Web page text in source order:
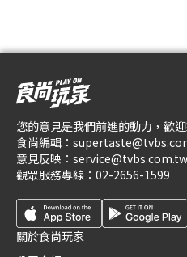
您的意見是我們前進的動力，歡
食尚編輯：
意見反映： service@tvbs.com.tw
觀眾服務專線： 02-2656-1599
關於食尚玩家